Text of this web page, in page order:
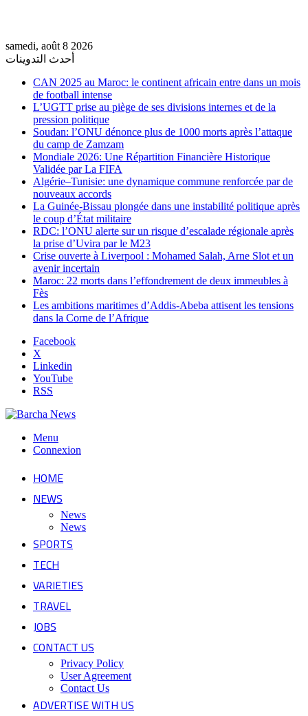
samedi, août 8 2026
أحدث التدوينات
CAN 2025 au Maroc: le continent africain entre dans un mois
de football intense
L’UGTT prise au piège de ses divisions internes et de la
pression politique
Soudan: l’ONU dénonce plus de 1000 morts après l’attaque
du camp de Zamzam
Mondiale 2026: Une Répartition Financière Historique
Validée par La FIFA
Algérie–Tunisie: une dynamique commune renforcée par de
nouveaux accords
La Guinée-Bissau plongée dans une instabilité politique après
le coup d’État militaire
RDC: l’ONU alerte sur un risque d’escalade régionale après
la prise d’Uvira par le M23
Crise ouverte à Liverpool : Mohamed Salah, Arne Slot et un
avenir incertain
Maroc: 22 morts dans l’effondrement de deux immeubles à
Fès
Les ambitions maritimes d’Addis-Abeba attisent les tensions
dans la Corne de l’Afrique
Facebook
X
Linkedin
YouTube
RSS
Menu
Connexion
HOME
NEWS
News
News
SPORTS
TECH
VARIETIES
TRAVEL
JOBS
CONTACT US
Privacy Policy
User Agreement
Contact Us
ADVERTISE WITH US